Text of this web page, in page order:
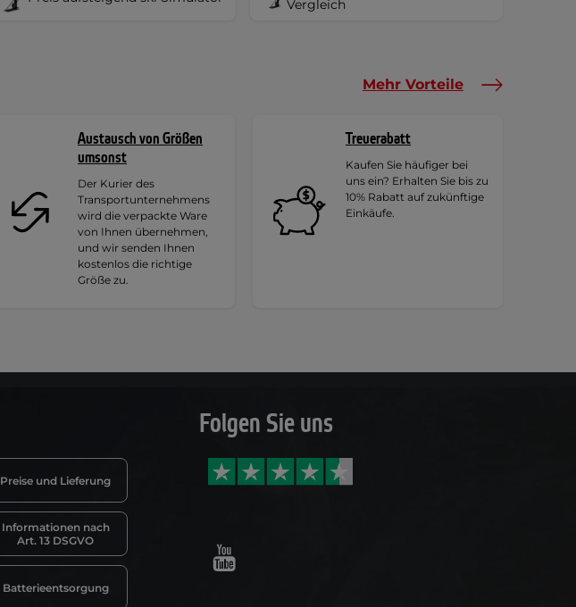
Vergleich
Mehr Vorteile
Austausch von Größen
umsonst
Der Kurier des
Transportunternehmens
wird die verpackte Ware
von Ihnen übernehmen,
und wir senden Ihnen
kostenlos die richtige
Größe zu.
Treuerabatt
Kaufen Sie häufiger bei
uns ein? Erhalten Sie bis zu
10% Rabatt auf zukünftige
Einkäufe.
Preise und Lieferung
Informationen nach
Art. 13 DSGVO
Batterieentsorgung
Folgen Sie uns
Youtube